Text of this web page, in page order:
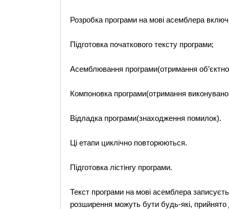
Розробка програми на мові асемблера
Підготовка початкового тексту програми;
Асемблювання програми(отримання
Компоновка програми(отримання
Відладка програми(знаходження помилок).
Ці етапи циклічно повторюються.
Підготовка лістінгу програми.
Текст програми на мові асемблера
розширення можуть бути будь-які,